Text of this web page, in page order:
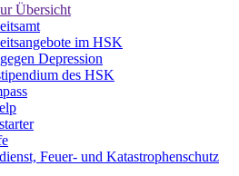
Übersicht
im HSK
Depression
des HSK
Feuer- und Katastrophenschutz